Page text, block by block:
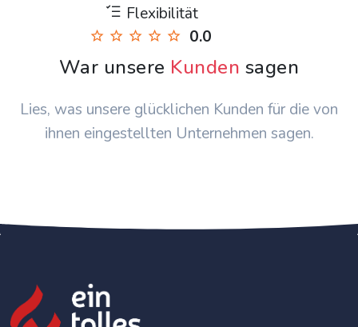
Flexibilität
0.0
War unsere Kunden sagen
Lies, was unsere glücklichen Kunden für die von
ihnen eingestellten Unternehmen sagen.